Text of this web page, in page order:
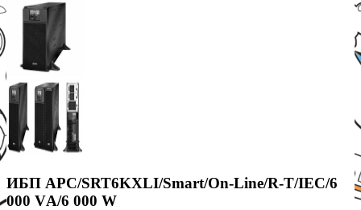
ИБП APC/SRT6KXLI/Smart/On-Line/R-T/IEC/6
000 VА/6 000 W